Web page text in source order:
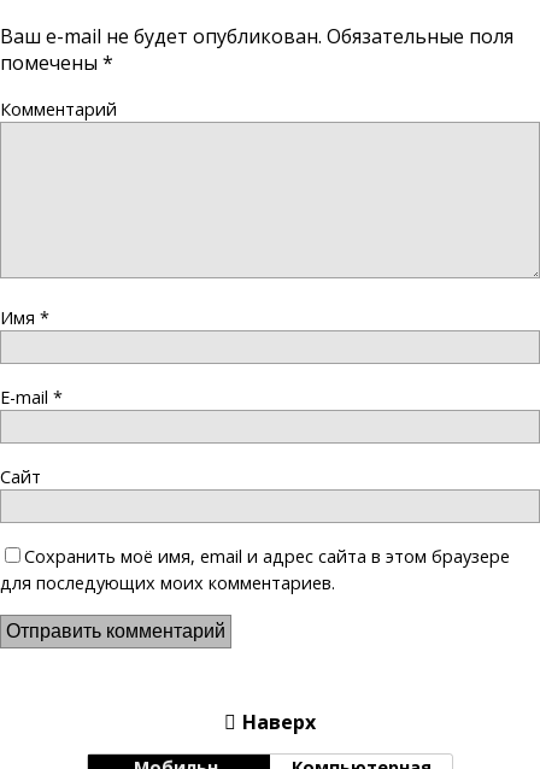
Ваш e-mail не будет опубликован. Обязательные поля
помечены *
Комментарий
Имя *
E-mail *
Сайт
Сохранить моё имя, email и адрес сайта в этом браузере
для последующих моих комментариев.
Наверх